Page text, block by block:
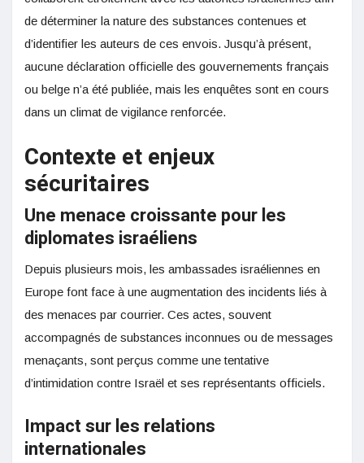
de déterminer la nature des substances contenues et
d’identifier les auteurs de ces envois. Jusqu’à présent,
aucune déclaration officielle des gouvernements français
ou belge n’a été publiée, mais les enquêtes sont en cours
dans un climat de vigilance renforcée.
Contexte et enjeux
sécuritaires
Une menace croissante pour les
diplomates israéliens
Depuis plusieurs mois, les ambassades israéliennes en
Europe font face à une augmentation des incidents liés à
des menaces par courrier. Ces actes, souvent
accompagnés de substances inconnues ou de messages
menaçants, sont perçus comme une tentative
d’intimidation contre Israël et ses représentants officiels.
Impact sur les relations
internationales